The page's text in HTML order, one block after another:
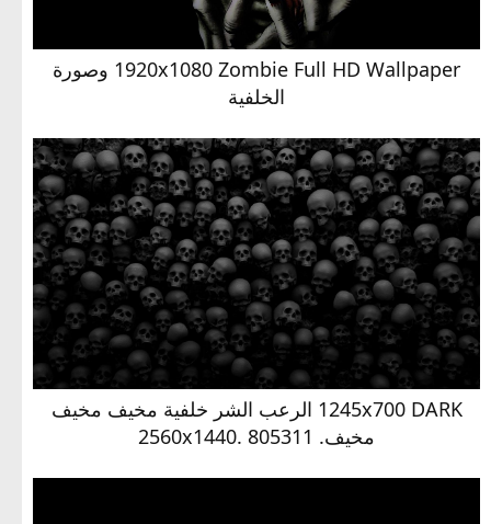
1920x1080 Zombie Full HD Wallpaper وصورة
الخلفية
1245x700 DARK الرعب الشر خلفية مخيف مخيف
مخيف. 2560x1440. 805311